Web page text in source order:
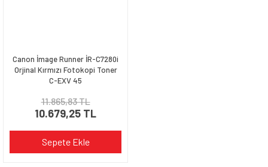
Canon İmage Runner İR-C7280i
Orjinal Kırmızı Fotokopi Toner
C-EXV 45
11.865,83 TL
10.679,25 TL
Sepete Ekle